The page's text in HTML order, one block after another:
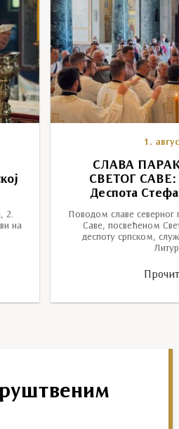
2.
на
1.
СЛАВА
СВЕТОГ САВЕ:
Деспота
Поводом славе северног
Саве, посвећеном
деспоту српском,